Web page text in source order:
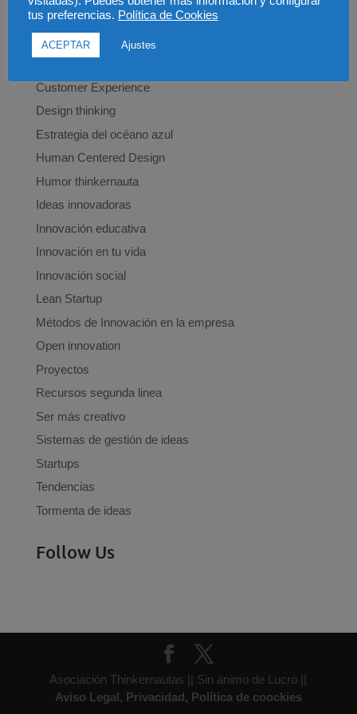
Categorías
Customer Experience
Design thinking
Estrategia del océano azul
Human Centered Design
Humor thinkernauta
Ideas innovadoras
Innovación educativa
Innovación en tu vida
Innovación social
Lean Startup
Métodos de Innovación en la empresa
Open innovation
Proyectos
Recursos segunda linea
Ser más creativo
Sistemas de gestión de ideas
Startups
Tendencias
Tormenta de ideas
Follow Us
Asociación Thinkernautas || Sin ánimo de Lucro ||
Aviso Legal, Privacidad, Política de coockies
tus preferencias. Política de Cookies
ACEPTAR Ajustes